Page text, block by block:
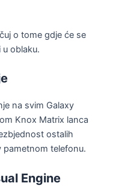
o tome gdje će se
u oblaku.
na svim Galaxy
Knox Matrix lanca
ostalih
pametnom telefonu.
Engine